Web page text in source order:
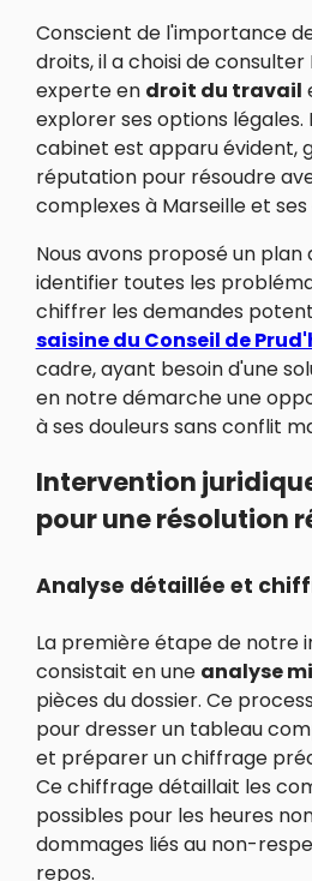
Conscient de l'importance
droits, il a choisi de consulter
experte en droit du travail
explorer ses options légales.
cabinet est apparu évident,
réputation pour résoudre
complexes à Marseille et ses
Nous avons proposé un plan
identifier toutes les
chiffrer les demandes
saisine du Conseil de
cadre, ayant besoin d'une
en notre démarche une
à ses douleurs sans conflit
Intervention
pour une résolution
Analyse détaillée et
La première étape de notre
consistait en une analyse
pièces du dossier. Ce
pour dresser un tableau
et préparer un chiffrage
Ce chiffrage détaillait les
possibles pour les heures
dommages liés au non-
repos.